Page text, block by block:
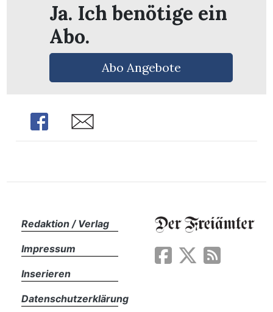
Ja. Ich benötige ein
Abo.
Abo Angebote
Share Share
Redaktion / Verlag
Impressum
Inserieren
Datenschutzerklärung